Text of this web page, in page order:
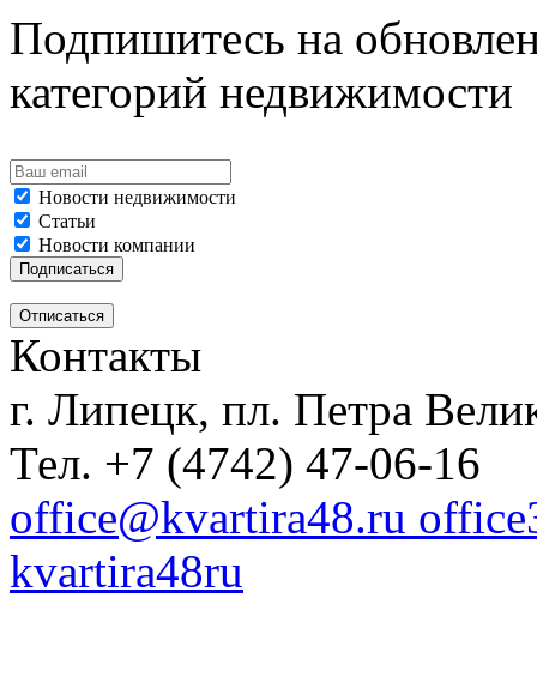
Подпишитесь на
категорий недвижимости
Новости недвижимости
Статьи
Новости компании
Контакты
г. Липецк, пл. Петра
Тел. +7 (4742) 47-06-16
office@kvartira48.ru
kvartira48ru